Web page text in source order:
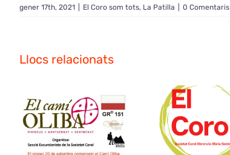
gener 17th, 2021 El Coro som tots, La Patilla 0 Comentaris
Llocs relacionats